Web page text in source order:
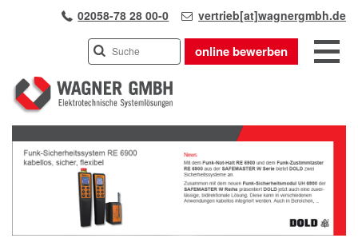
02058-78 28 00-0 vertrieb[at]wagnergmbh.de
online bewerben
INDUSTRIEVERTRETUNG
UNSER TEAM
WIR ÜBER UNS
KARRIERE
PRODUKTE
Previous
Next